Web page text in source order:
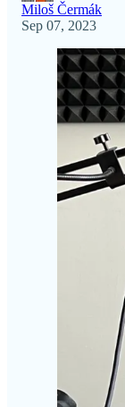
Miloš Čermák
Sep 07, 2023